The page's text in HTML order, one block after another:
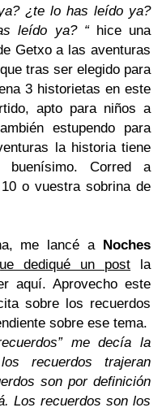
¿te lo has leído ya?
leído ya? “hice una
Getxo a las aventuras
tras ser elegido para
3 historietas en este
apto para niños a
estupendo para
la historia tiene
Corred a
o vuestra sobrina de
me lancé a Noches
dediqué un post la
aquí. Aprovecho este
sobre los recuerdos
sobre ese tema.
me decía la
recuerdos trajeran
son por definición
Los recuerdos son los